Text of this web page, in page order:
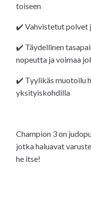
toiseen
✔️ Vahvistetut polvet
✔️ Täydellinen
nopeutta ja voimaa
✔️ Tyylikäs muotoilu
yksityiskohdilla
Champion 3 on
jotka haluavat
he itse!